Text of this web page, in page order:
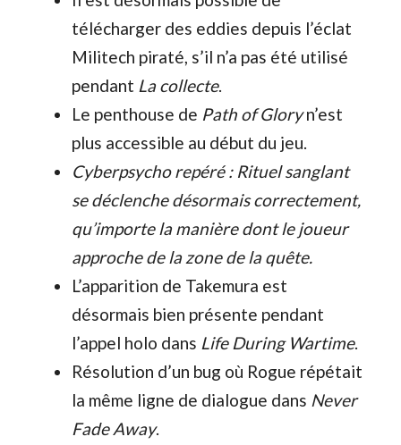
télécharger des eddies depuis l’éclat
Militech piraté, s’il n’a pas été utilisé
pendant La collecte.
Le penthouse de Path of Gloryn’est
plus accessible au début du jeu.
Cyberpsycho repéré : Rituel sanglant
se déclenche désormais correctement,
qu’importe la manière dont le joueur
approche de la zone de la quête.
L’apparition de Takemura est
désormais bien présente pendant
l’appel holo dans Life During Wartime.
Résolution d’un bug où Rogue répétait
la même ligne de dialogue dans Never
Fade Away.